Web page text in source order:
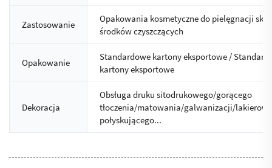
Zastosowanie
Opakowania kosmetyczne do pielęgnacji
środków czyszczących
Opakowanie
Standardowe kartony eksportowe /
kartony eksportowe
Dekoracja
Obsługa druku sitodrukowego/gorącego
tłoczenia/matowania/galwanizacji/
połyskującego...